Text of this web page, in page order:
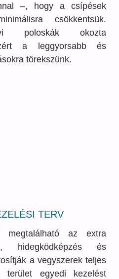
–, hogy a csípések
csökkentsük.
poloskák okozta
a leggyorsabb és
törekszünk.
TERV
megtalálható az extra
hidegködképzés és
a vegyszerek teljes
terület egyedi kezelést